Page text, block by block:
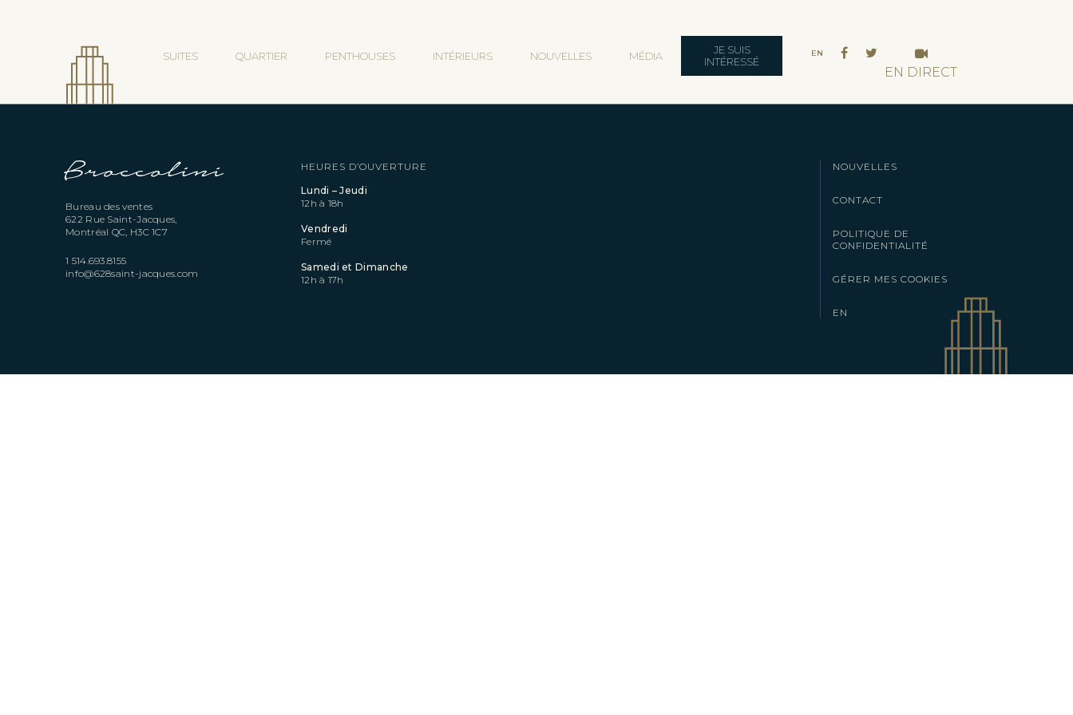
SUITES QUARTIER PENTHOUSES INTÉRIEURS NOUVELLES MÉDIA
JE SUIS
INTÉRESSÉ
EN
EN DIRECT
Bureau des ventes
622 Rue Saint-Jacques,
Montréal QC, H3C 1C7
1 514.693.8155
info@628saint-jacques.com
HEURES D’OUVERTURE
Lundi – Jeudi
12h à 18h
Vendredi
Fermé
Samedi et Dimanche
12h à 17h
NOUVELLES
CONTACT
POLITIQUE DE
CONFIDENTIALITÉ
GÉRER MES COOKIES
EN